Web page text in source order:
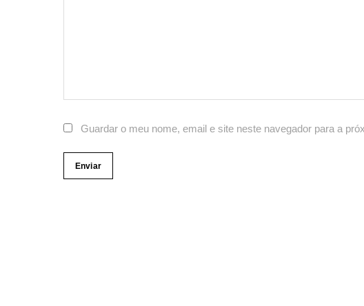
Guardar o meu nome, email e site neste navegador para a